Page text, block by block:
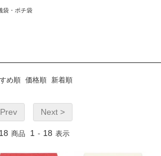
袋・ポチ袋
め順 価格順 新着順
Next >
18 商品 1 - 18 表示